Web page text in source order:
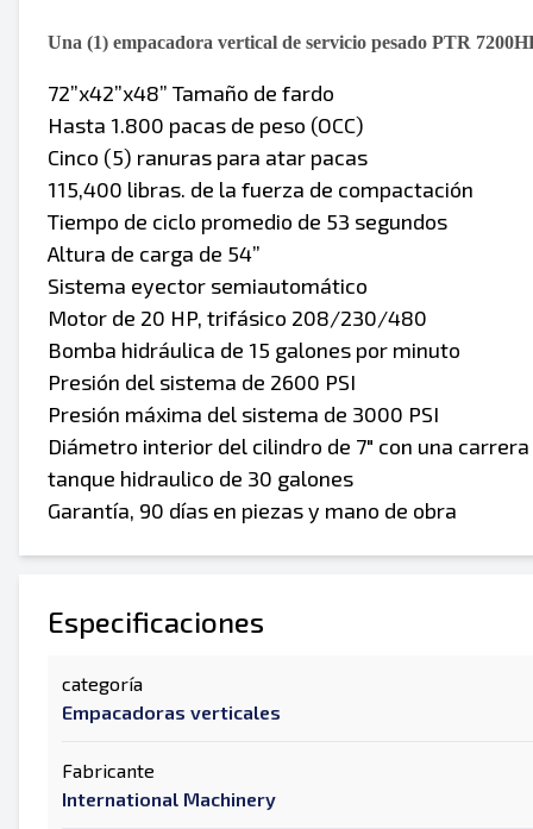
Una (1) empacadora vertical de servicio pesado PTR
72”x42”x48” Tamaño de fardo
Hasta 1.800 pacas de peso (OCC)
Cinco (5) ranuras para atar pacas
115,400 libras. de la fuerza de compactación
Tiempo de ciclo promedio de 53 segundos
Altura de carga de 54”
Sistema eyector semiautomático
Motor de 20 HP, trifásico 208/230/480
Bomba hidráulica de 15 galones por minuto
Presión del sistema de 2600 PSI
Presión máxima del sistema de 3000 PSI
Diámetro interior del cilindro de 7" con una
tanque hidraulico de 30 galones
Garantía, 90 días en piezas y mano de obra
Especificaciones
categoría
Empacadoras verticales
Fabricante
International Machinery